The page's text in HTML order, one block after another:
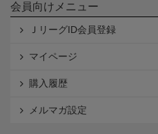
会員向けメニュー
ＪリーグID会員登録
マイページ
購入履歴
メルマガ設定